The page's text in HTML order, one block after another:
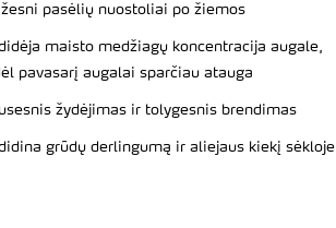
pasėlių nuostoliai po žiemos
maisto medžiagų koncentracija augale,
pavasarį augalai sparčiau atauga
žydėjimas ir tolygesnis brendimas
grūdų derlingumą ir aliejaus kiekį sėkloje